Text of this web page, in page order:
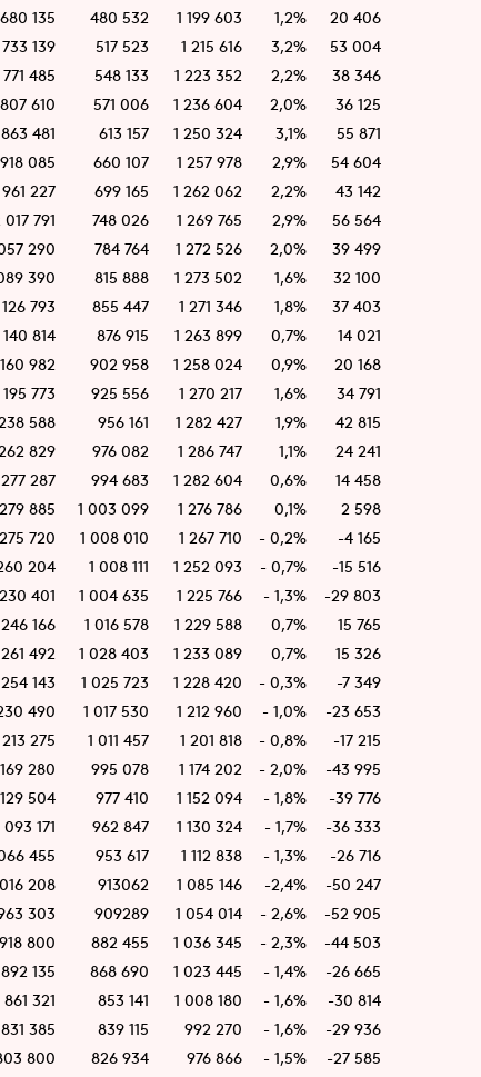
135 480 532 1 199 603 1,2%
20 406
733 139 517 523 1 215 616 3,2%
53 004
771 485 548 133 1 223 352 2,2%
38 346
610 571 006 1 236 604 2,0%
36 125
863 481 613 157 1 250 324 3,1%
55 871
085 660 107 1 257 978 2,9%
54 604
961 227 699 165 1 262 062 2,2%
43 142
017 791 748 026 1 269 765 2,9%
56 564
290 784 764 1 272 526 2,0%
39 499
390 815 888 1 273 502 1,6%
32 100
793 855 447 1 271 346 1,8%
37 403
814 876 915 1 263 899 0,7%
14 021
982 902 958 1 258 024 0,9%
20 168
773 925 556 1 270 217 1,6%
34 791
588 956 161 1 282 427 1,9%
42 815
829 976 082 1 286 747 1,1%
24 241
287 994 683 1 282 604 0,6%
14 458
885 1 003 099 1 276 786 0,1%
2 598
720 1 008 010 1 267 710 - 0,2%
-4 165
204 1 008 111 1 252 093 - 0,7%
-15 516
401 1 004 635 1 225 766 - 1,3%
-29 803
166 1 016 578 1 229 588 0,7%
15 765
492 1 028 403 1 233 089 0,7%
15 326
143 1 025 723 1 228 420 - 0,3%
-7 349
490 1 017 530 1 212 960 - 1,0%
-23 653
275 1 011 457 1 201 818 - 0,8%
-17 215
280 995 078 1 174 202 - 2,0%
-43 995
504 977 410 1 152 094 - 1,8%
-39 776
093 171 962 847 1 130 324 - 1,7%
-36 333
455 953 617 1 112 838 - 1,3%
-26 716
208 913062 1 085 146 -2,4%
-50 247
303 909289 1 054 014 - 2,6%
-52 905
800 882 455 1 036 345 - 2,3%
-44 503
892 135 868 690 1 023 445 - 1,4%
-26 665
861 321 853 141 1 008 180 - 1,6%
-30 814
831 385 839 115 992 270 - 1,6%
-29 936
800 826 934 976 866 - 1,5% -27 585